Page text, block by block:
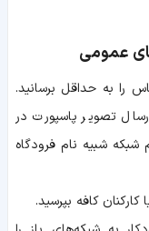
عمومی
را به حداقل برسانید.
تصویر پاسپورت در
شبیه نام فرودگاه
کافه بپرسید.